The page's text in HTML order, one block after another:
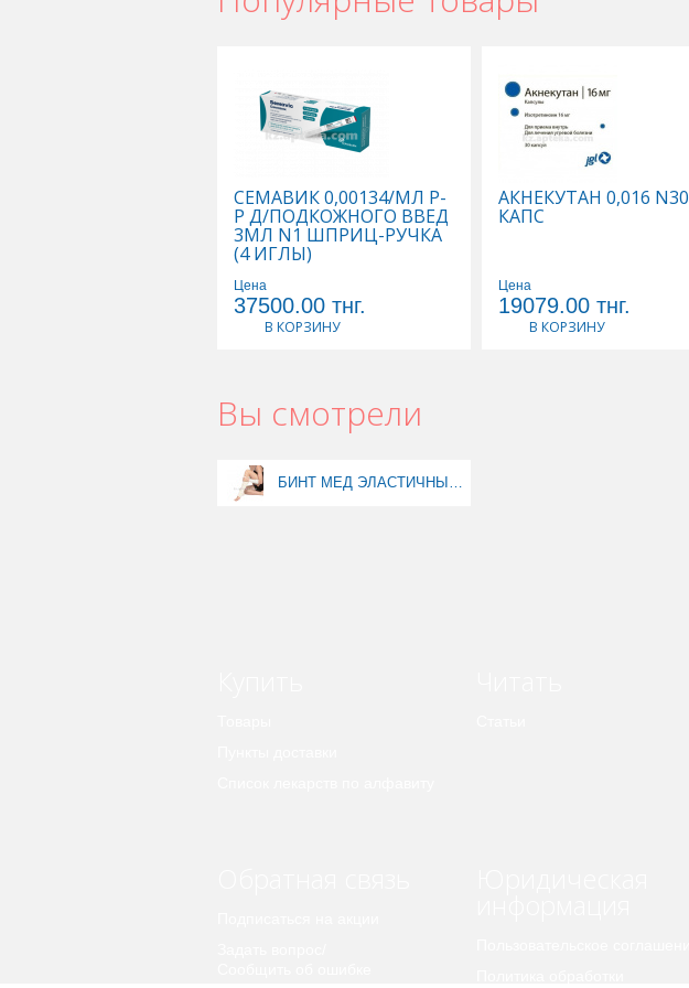
СЕМАВИК 0,00134/МЛ Р-
Р Д/ПОДКОЖНОГО ВВЕД
3МЛ N1 ШПРИЦ-РУЧКА
(4 ИГЛЫ)
Цена
37500.00 тнг.
В КОРЗИНУ
АКНЕКУТАН 0,016 N30
КАПС
Цена
19079.00 тнг.
В КОРЗИНУ
Вы смотрели
БИНТ МЕД ЭЛАСТИЧНЫЙ 3,0М*80 (С.Р)